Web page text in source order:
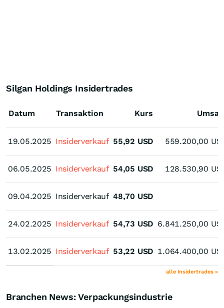
Silgan Holdings Insidertrades
Datum
19.05.2025
06.05.2025
09.04.2025
24.02.2025
13.02.2025
Transaktion Kurs
19.05.2025 Insiderverkauf 55,92 USD 559.200,00
06.05.2025 Insiderverkauf 54,05 USD 128.530,90
09.04.2025 Insiderverkauf 48,70 USD
24.02.2025 Insiderverkauf 54,73 USD 6.841.250,00
13.02.2025 Insiderverkauf 53,22 USD 1.064.400,00
alle Insidertrades »
Branchen News: Verpackungsindustrie